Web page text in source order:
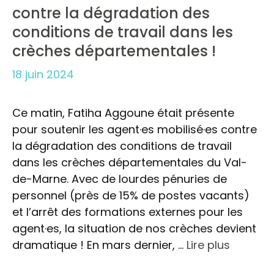
contre la dégradation des
conditions de travail dans les
crèches départementales !
18 juin 2024
Ce matin, Fatiha Aggoune était présente
pour soutenir les agent·es mobilisé·es contre
la dégradation des conditions de travail
dans les crèches départementales du Val-
de-Marne. Avec de lourdes pénuries de
personnel (près de 15% de postes vacants)
et l’arrêt des formations externes pour les
agent·es, la situation de nos crèches devient
dramatique ! En mars dernier, … Lire plus